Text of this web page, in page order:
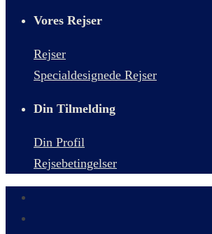
Vores Rejser
Rejser
Specialdesignede Rejser
Din Tilmelding
Din Profil
Rejsebetingelser